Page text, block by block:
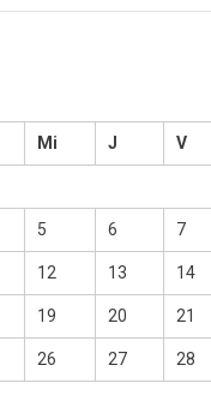
Mi J V
5 6 7
12 13 14
19 20 21
26 27 28